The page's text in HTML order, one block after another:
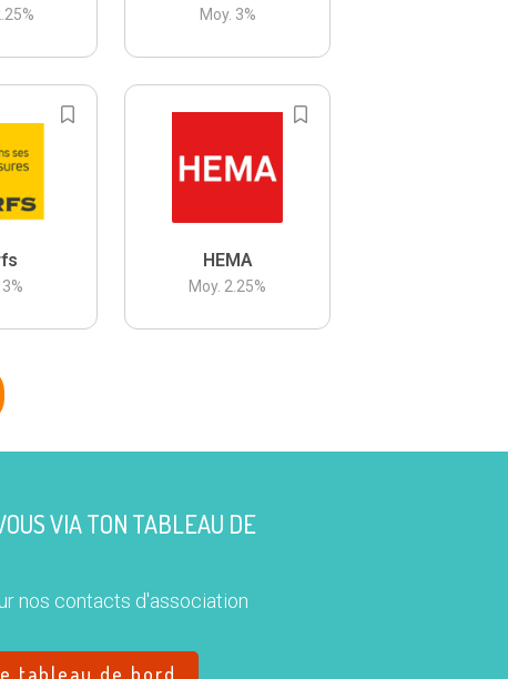
% Moy. 3%
3%
HEMA
Moy. 2.25%
VIA TON TABLEAU DE
nos contacts d'association
tableau de bord